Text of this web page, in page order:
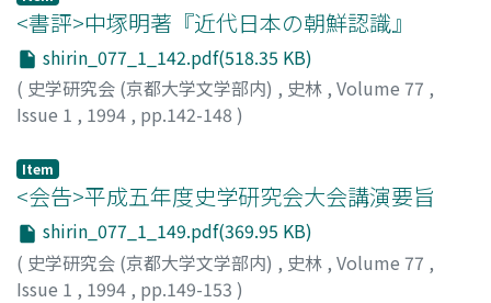
<書評>中塚明著『近代日本の朝鮮認識』
shirin_077_1_142.pdf(518.35 KB)
( 史学研究会 (京都大学文学部内) , 史林 , Volume 77 ,
Issue 1 , 1994 , pp.142-148 )
Item
<会告>平成五年度史学研究会大会講演要旨
shirin_077_1_149.pdf(369.95 KB)
( 史学研究会 (京都大学文学部内) , 史林 , Volume 77 ,
Issue 1 , 1994 , pp.149-153 )